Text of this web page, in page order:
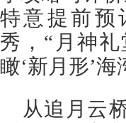
特意提前预
秀，“月神
瞰‘新月形’
从追月云